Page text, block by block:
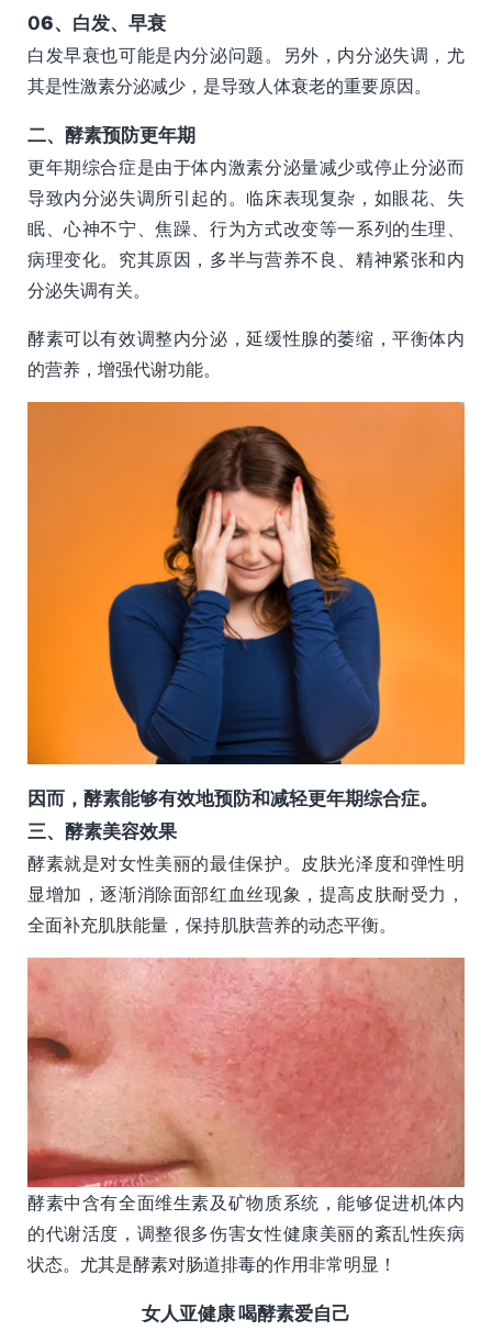
06、 白发、早衰
白发早衰也可能是内分泌问题。另外，内分泌失调，尤
其是性激素分泌减少，是导致人体衰老的重要原因。
二、酵素预防更年期
更年期综合症是由于体内激素分泌量减少或停止分泌而
导致内分泌失调所引起的。临床表现复杂，如眼花、失
眠、心神不宁、焦躁、行为方式改变等一系列的生理、
病理变化。究其原因，多半与营养不良、精神紧张和内
分泌失调有关。
酵素可以有效调整内分泌，延缓性腺的萎缩，平衡体内
的营养，增强代谢功能。
因而，酵素能够有效地预防和减轻更年期综合症。
三、酵素美容效果
酵素就是对女性美丽的最佳保护。皮肤光泽度和弹性明
显增加，逐渐消除面部红血丝现象，提高皮肤耐受力，
全面补充肌肤能量，保持肌肤营养的动态平衡。
酵素中含有全面维生素及矿物质系统，能够促进机体内
的代谢活度，调整很多伤害女性健康美丽的紊乱性疾病
状态。尤其是酵素对肠道排毒的作用非常明显！
女人亚健康喝酵素爱自己